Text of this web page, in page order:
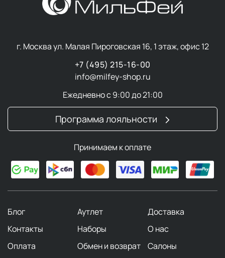
г. Москва ул. Малая Пироговская 16, 1 этаж, офис 12
+7 (495) 215-16-00
info@milfey-shop.ru
Ежедневно с 9:00 до 21:00
Программа лояльности
Принимаем к оплате
Блог Аутлет
Доставка
Контакты
Наборы
О нас
Оплата
Обмен и возврат
Салоны